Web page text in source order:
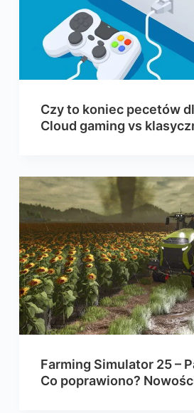
Czy to koniec pecetów
Cloud gaming vs
Farming Simulator 25 –
Co poprawiono?